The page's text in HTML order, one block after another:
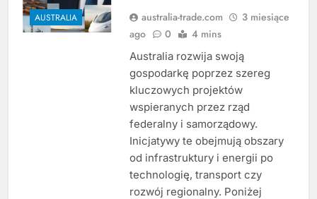
AUSTRALIA australia-trade.com
3 miesiące
ago
0 4 mins
Australia rozwija swoją
gospodarkę poprzez szereg
kluczowych projektów
wspieranych przez rząd
federalny i samorządowy.
Inicjatywy te obejmują obszary
od infrastruktury i energii po
technologię, transport czy
rozwój regionalny. Poniżej